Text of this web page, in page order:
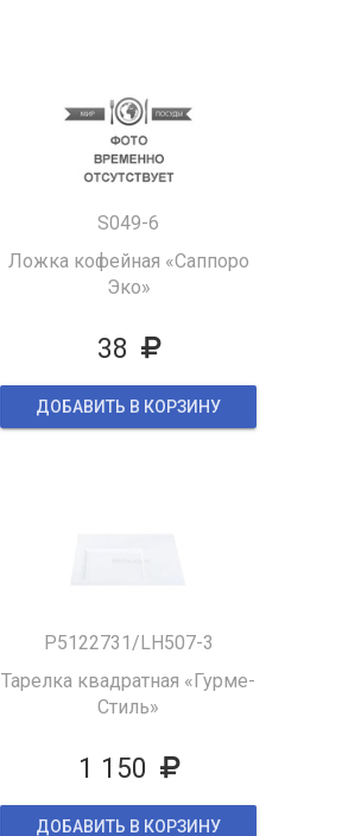
S049-6
Ложка кофейная «Саппоро
Эко»
38
ДОБАВИТЬ В КОРЗИНУ
P5122731/LH507-3
Тарелка квадратная «Гурме-
Стиль»
1 150
ДОБАВИТЬ В КОРЗИНУ